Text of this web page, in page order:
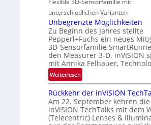
-
B
-
R
u
n
d
e
n
e
w
s
‘
unterschiedlichen Varianten
Unbegrenzte Möglichkeiten
Zu Beginn des Jahres stellte
Pepperl+Fuchs ein neues
3D-Sensorfamilie
den Measurer 3-D. inVISION
mit Annika Felhauer,
Weiterlesen:
U
n
b
e
g
Rückkehr der inVISION
Am 22. September kehren die
inVISION TechTalks mit dem
(Telecentric) Lenses &